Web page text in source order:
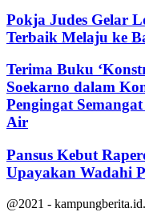
Pokja Judes Gelar
Terbaik Melaju ke
Terima Buku
Soekarno dalam
Pengingat
Air
Pansus Kebut
Upayakan Wadahi
@2021 -